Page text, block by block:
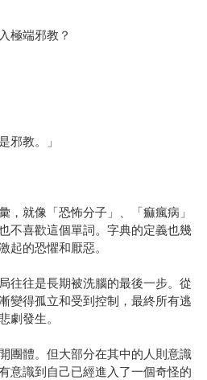
極端邪教？
邪教。」
，就像「恐怖分子」、「痲瘋病」
不喜歡這個單詞。字典的定義也幾
起的恐懼和厭惡。
往往是長期被洗腦的最後一步。從
變得孤立和受到控制，最終所有逃
劇發生。
團體。但大部分在其中的人則意識
意識到自己已經進入了一個奇怪的